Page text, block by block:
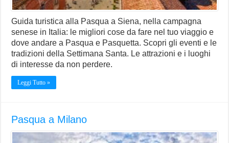
Guida turistica alla Pasqua a Siena, nella campagna
senese in Italia: le migliori cose da fare nel tuo viaggio e
dove andare a Pasqua e Pasquetta. Scopri gli eventi e le
tradizioni della Settimana Santa. Le attrazioni e i luoghi
di interesse da non perdere.
Leggi Tutto »
Pasqua a Milano